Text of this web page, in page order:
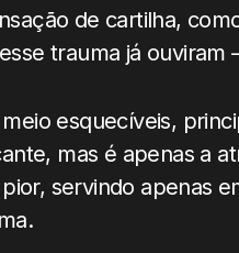
de cartilha,
trauma já
esquecíveis,
mas é apenas a
servindo apenas